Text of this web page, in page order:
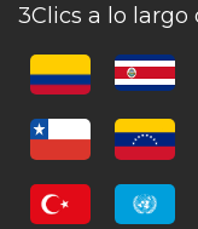
3Clics a lo